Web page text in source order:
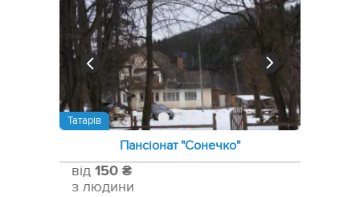
Татарів
Пансіонат "Сонечко"
від 150 ₴
з людини